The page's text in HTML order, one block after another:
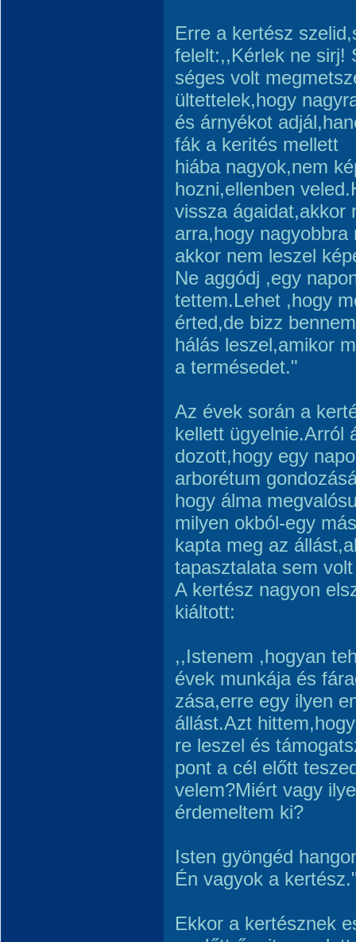
Erre a kertész
felelt:,,Kérlek ne sirj!
séges volt
ültettelek,hogy
és árnyékot
fák a kerités mellett
hiába nagyok,nem
hozni,ellenben
vissza ágaidat,akkor
arra,hogy nagyobbra
akkor nem leszel
Ne aggódj ,egy
tettem.Lehet ,hogy
érted,de bizz
hálás leszel,amikor
a termésedet."
Az évek során a
kellett ügyelnie.Arról
dozott,hogy egy
arborétum
hogy álma
milyen okból-egy
kapta meg az
tapasztalata sem
A kertész nagyon
kiáltott:
,,Istenem ,hogyan
évek munkája és
zása,erre egy ilyen
állást.Azt
re leszel és
pont a cél előtt
velem?Miért vagy
érdemeltem ki?
Isten gyöngéd
Én vagyok a
Ekkor a kertésznek